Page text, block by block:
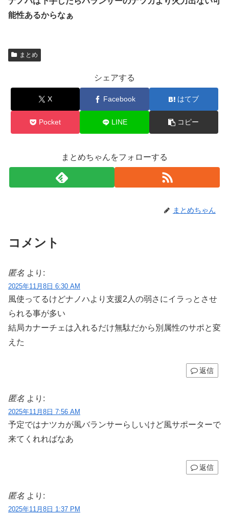
能性あるからなぁ
まとめ
シェアする
X Facebook はてブ
Pocket LINE コピー
まとめちゃんをフォローする
まとめちゃん
コメント
匿名 より:
2025年11月8日 6:30 AM
風使ってるけどナノハより支援2人の弱さにイラっとさせ
られる事が多い
結局カナーチェは入れるだけ無駄だから別属性のサポと変
えた
返信
匿名 より:
2025年11月8日 7:56 AM
予定ではナツカが風バランサーらしいけど風サポーターで
来てくれればなあ
返信
匿名 より:
2025年11月8日 1:37 PM